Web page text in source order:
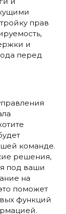
прав
и
перед
команде.
решения,
под ваши
на
поможет
функций